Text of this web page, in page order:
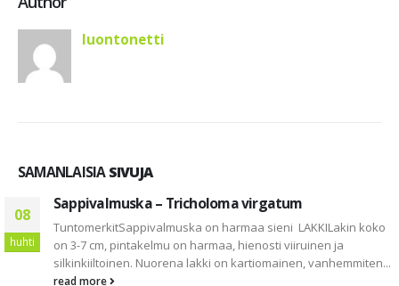
luontonetti
SAMANLAISIASIVUJA
08
huhti
Sappivalmuska – Tricholoma virgatum
TuntomerkitSappivalmuska on harmaa sieni LAKKILakin koko
on 3-7 cm, pintakelmu on harmaa, hienosti viiruinen ja
silkinkiiltoinen. Nuorena lakki on kartiomainen, vanhemmiten...
read more